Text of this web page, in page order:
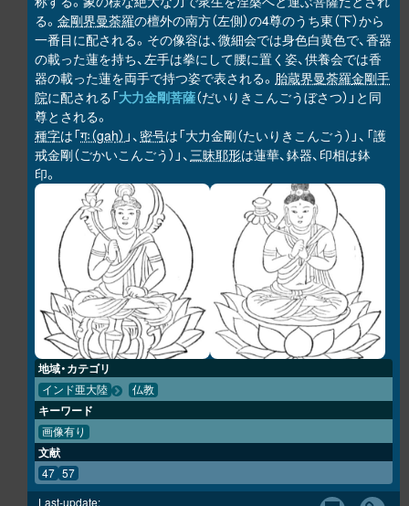
る。 金剛界曼荼羅の檀外の南方（左側）の4尊のうち東（下）から
一番目に配される。その像容は、微細会では身色白黄色で、香器
の載った蓮を持ち、左手は拳にして腰に置く姿、供養会では香
器の載った蓮を両手で持つ姿で表される。 胎蔵界曼荼羅金剛手
院に配される「大力金剛菩薩（だいりきこんごうぼさつ）」と同
尊とされる。
種字は「गः（gaḥ） 」、 密号は「大力金剛（たいりきこんごう）」、「護
戒金剛（ごかいこんごう）」、三昧耶形は蓮華、鉢器、印相は鉢
印。
地域・カテゴリ
インド亜大陸 仏教
キーワード
画像有り
文献
47 57
Last-update: